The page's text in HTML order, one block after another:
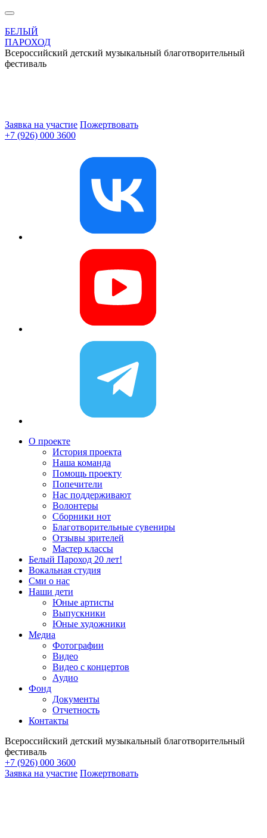
БЕЛЫЙ
ПАРОХОД
Всероссийский детский музыкальный благотворительный
фестиваль
Заявка на участие Пожертвовать
+7 (926) 000 3600
О проекте
История проекта
Наша команда
Помощь проекту
Попечители
Нас поддерживают
Волонтеры
Сборники нот
Благотворительные сувениры
Отзывы зрителей
Мастер классы
Белый Пароход 20 лет!
Вокальная студия
Сми о нас
Наши дети
Юные артисты
Выпускники
Юные художники
Медиа
Фотографии
Видео
Видео с концертов
Аудио
Фонд
Документы
Отчетность
Контакты
Всероссийский детский музыкальный благотворительный
фестиваль
+7 (926) 000 3600
Заявка на участие Пожертвовать